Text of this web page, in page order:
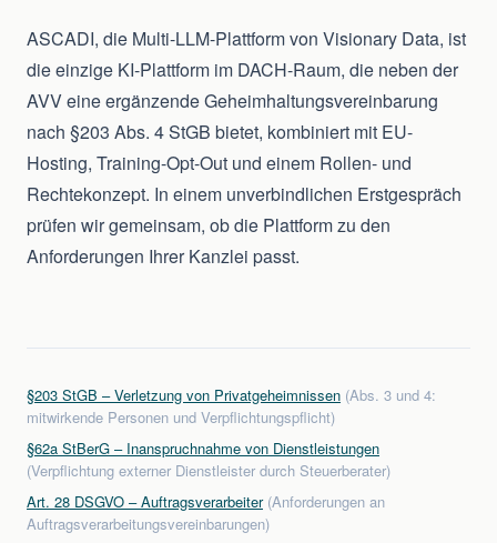
ASCADI, die Multi-LLM-Plattform von Visionary Data, ist
die einzige KI-Plattform im DACH-Raum, die neben der
AVV eine ergänzende Geheimhaltungsvereinbarung
nach §203 Abs. 4 StGB bietet, kombiniert mit EU-
Hosting, Training-Opt-Out und einem Rollen- und
Rechtekonzept. In einem unverbindlichen Erstgespräch
prüfen wir gemeinsam, ob die Plattform zu den
Anforderungen Ihrer Kanzlei passt.
§203 StGB – Verletzung von Privatgeheimnissen (Abs. 3 und 4:
mitwirkende Personen und Verpflichtungspflicht)
§62a StBerG – Inanspruchnahme von Dienstleistungen
(Verpflichtung externer Dienstleister durch Steuerberater)
Art. 28 DSGVO – Auftragsverarbeiter(Anforderungen an
Auftragsverarbeitungsvereinbarungen)